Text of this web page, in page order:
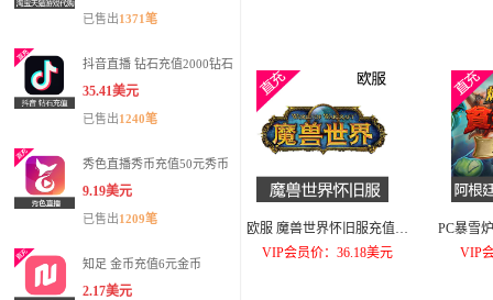
已售出1371笔
抖音直播 钻石充值2000钻石
35.41美元
已售出1240笔
秀色直播秀币充值50元秀币
9.19美元
已售出1209笔
知足 金币充值6元金币
2.17美元
欧服 魔兽世界怀旧服充值60
天正规月卡
VIP会员价：36.18美元
PC暴雪
VIP